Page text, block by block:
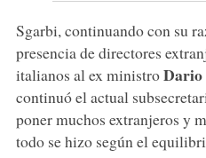
Sgarbi, continuando con su
presencia de directores
italianos al ex ministroDario
continuó el actual
poner muchos extranjeros y
todo se hizo según el